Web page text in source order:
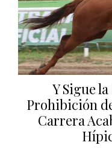
Y Sigue
Prohibición
Carrera